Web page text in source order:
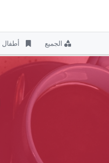
الجميع أطفال